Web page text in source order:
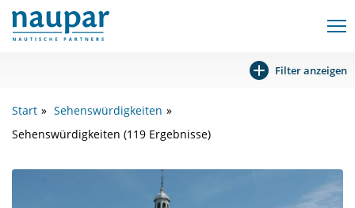
Filter anzeigen
Start
Sehenswürdigkeiten
Sehenswürdigkeiten (119 Ergebnisse)